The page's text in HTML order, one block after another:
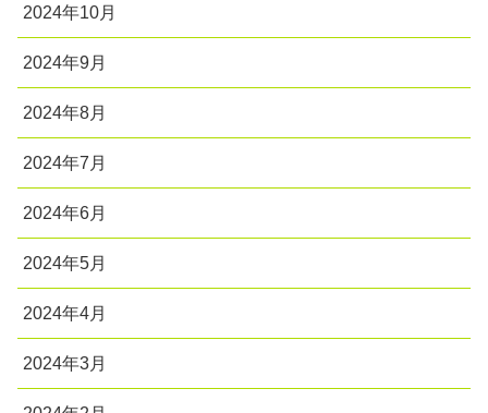
2024年10月
2024年9月
2024年8月
2024年7月
2024年6月
2024年5月
2024年4月
2024年3月